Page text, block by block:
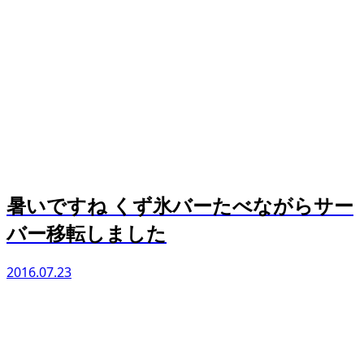
暑いですね くず氷バーたべながらサー
バー移転しました
2016.07.23